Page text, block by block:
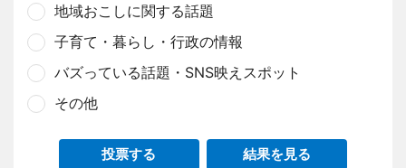
地域おこしに関する話題
子育て・暮らし・行政の情報
バズっている話題・SNS映えスポット
その他
投票する 結果を見る